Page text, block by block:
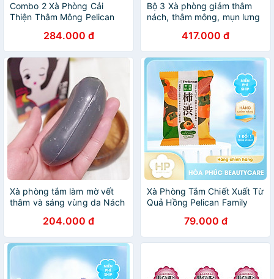
Combo 2 Xà Phòng Cải
Thiện Thâm Mông Pelican
284.000 đ
Bộ 3 Xà phòng giảm thâm
nách, thâm mông, mụn lưng
417.000 đ
Xà phòng tắm làm mờ vết
thâm và sáng vùng da Nách
204.000 đ
Xà Phòng Tắm Chiết Xuất Từ
Quả Hồng Pelican Family
Polyphenol (80 G)
79.000 đ